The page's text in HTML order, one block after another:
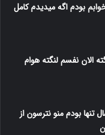
بودم اگه میدیدم کامل
الان نفسم لنگته هوام
بودم منو نترسون از